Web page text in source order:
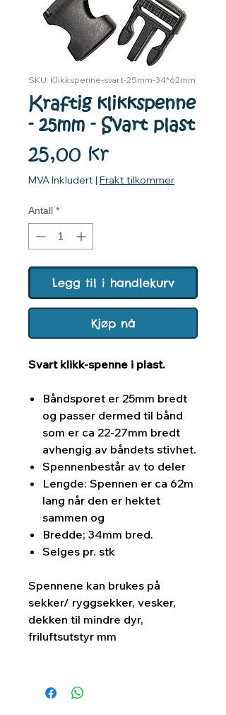
SKU: Klikkspenne-svart-25mm-34*62mm
Kraftig klikkspenne
- 25mm - Svart plast
25,00 krPris
MVA Inkludert | Frakt tilkommer
Antall *
Legg til i handlekurv
Kjøp nå
Svart klikk-spenne i plast.
Båndsporet er 25mm bredt
og passer dermed til bånd
som er ca 22-27mm bredt
avhengig av båndets stivhet.
Spennenbestår av to deler
Lengde: Spennen er ca 62m
lang når den er hektet
sammen og
Bredde; 34mm bred.
Selges pr. stk
Spennene kan brukes på
sekker/ ryggsekker, vesker,
dekken til mindre dyr,
friluftsutstyr mm